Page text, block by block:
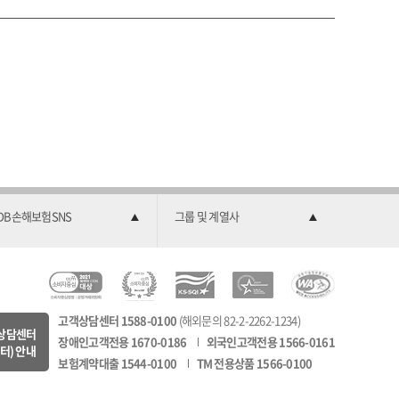
손해보험SNS 그룹 및 계열사
C
C
M
회
소
비
자
중
심
2
0
2
2
K
한
국
서
비
스
과
학
기
술
정
담센터
) 안내
고객상담센터 1588-0100 (해외문의 82-2-2262-1234)
장애인고객전용 1670-0186
외국인고객전용 1566-0161
보험계약대출 1544-0100
TM 전용상품 1566-0100